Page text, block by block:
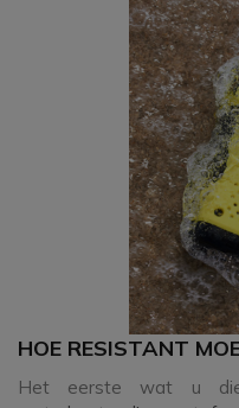
HOE RESISTANT
Het eerste wat u